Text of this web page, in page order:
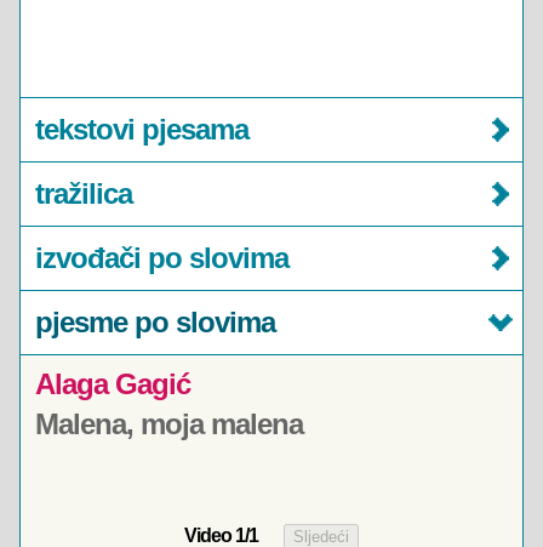
tekstovi pjesama
tražilica
izvođači po slovima
pjesme po slovima
Alaga Gagić
Malena, moja malena
Video1/1